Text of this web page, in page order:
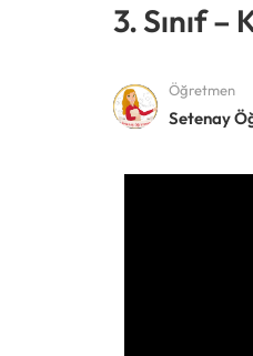
3. Sınıf –
Öğretmen
Setenay